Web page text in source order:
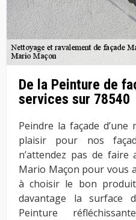
De la Peinture de
services sur 78540
Peindre la façade
plaisir pour nos
n’attendez pas de
Mario Maçon pour vous
à choisir le bon
davantage la surface
Peinture